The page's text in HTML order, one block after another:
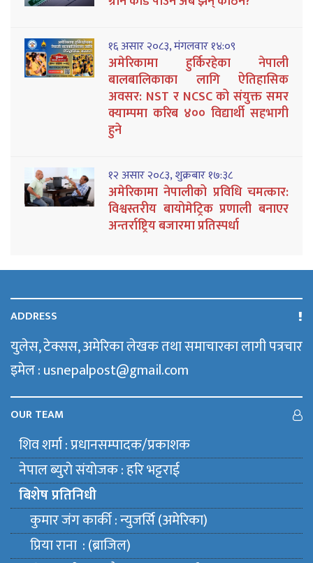
१६ असार २०८३, मंगलवार १४:०९
अमेरिकामा हुर्किरहेका नेपाली
बालबालिकाका लागि ऐतिहासिक
अवसर: NST र NCSC को संयुक्त समर
क्याम्पमा करिब ४०० विद्यार्थी सहभागी
हुने
१२ असार २०८३, शुक्रबार १७:३८
अमेरिकामा नेपालीको प्रविधि चमत्कार:
विश्वस्तरीय बायोमेट्रिक प्रणाली बनाएर
अन्तर्राष्ट्रिय बजारमा प्रतिस्पर्धा
ADDRESS
युलेस, टेक्सस, अमेरिका लेखक तथा समाचारका लागी पत्रचार
इमेल : usnepalpost@gmail.com
OUR TEAM
शिव शर्मा : प्रधानसम्पादक/प्रकाशक
नेपाल ब्युराे संयाेजक : हरि भट्टराई
बिशेष प्रतिनिधी
कुमार जंग कार्की : न्युजर्सि (अमेरिका)
प्रिया राना : (ब्राजिल)